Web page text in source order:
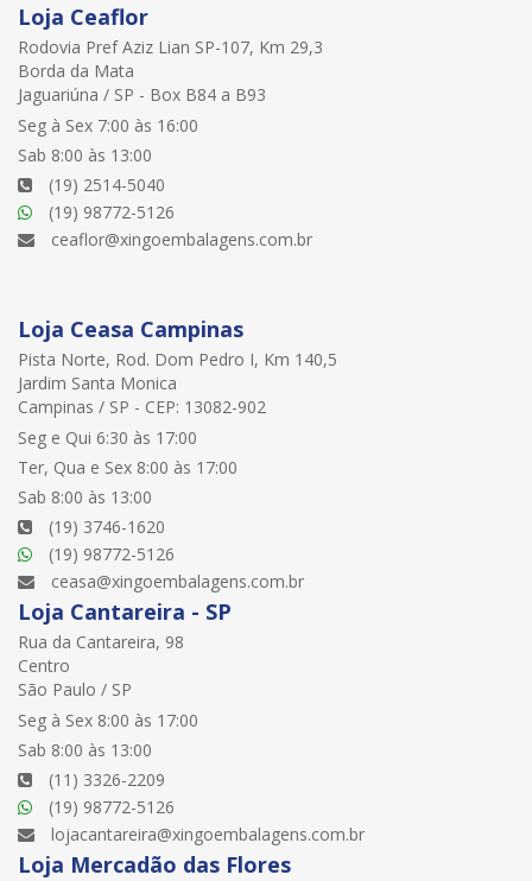
Loja Ceaflor
Rodovia Pref Aziz Lian SP-107, Km 29,3
Borda da Mata
Jaguariúna / SP - Box B84 a B93
Seg à Sex 7:00 às 16:00
Sab 8:00 às 13:00
(19) 2514-5040
(19) 98772-5126
ceaflor@xingoembalagens.com.br
Loja Ceasa Campinas
Pista Norte, Rod. Dom Pedro I, Km 140,5
Jardim Santa Monica
Campinas / SP - CEP: 13082-902
Seg e Qui 6:30 às 17:00
Ter, Qua e Sex 8:00 às 17:00
Sab 8:00 às 13:00
(19) 3746-1620
(19) 98772-5126
ceasa@xingoembalagens.com.br
Loja Cantareira - SP
Rua da Cantareira, 98
Centro
São Paulo / SP
Seg à Sex 8:00 às 17:00
Sab 8:00 às 13:00
(11) 3326-2209
(19) 98772-5126
lojacantareira@xingoembalagens.com.br
Loja Mercadão das Flores